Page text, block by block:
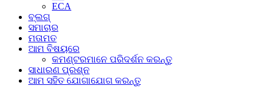
ECA
ବ୍ଲଗ୍
ସମାଚାର
ମତାମତ
ଆମ ବିଷୟରେ
କମଣ୍ଟରମାନେ ପରିଦର୍ଶନ କରନ୍ତୁ
ସାଧାରଣ ପ୍ରଶ୍ନ
ଆମ ସହିତ ଯୋଗାଯୋଗ କରନ୍ତୁ